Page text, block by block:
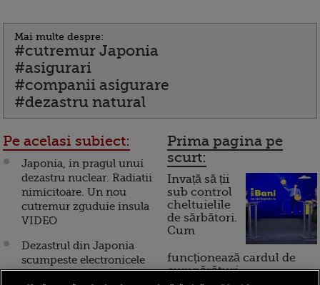
Mai multe despre:
#cutremur Japonia
#asigurari
#companii asigurare
#dezastru natural
Pe acelasi subiect:
Japonia, in pragul unui
dezastru nuclear. Radiatii
nimicitoare. Un nou
cutremur zguduie insula
VIDEO
Dezastrul din Japonia
scumpeste electronicele
Prima pagina pe
scurt:
Invață să ții
sub control
cheltuielile
de sărbători.
Cum
funcționează cardul de
cumpărături